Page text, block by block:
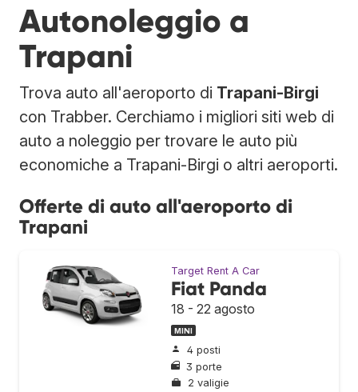
Autonoleggio a
Trapani
Trova auto all'aeroporto di Trapani-Birgi
con Trabber. Cerchiamo i migliori siti web di
auto a noleggio per trovare le auto più
economiche a Trapani-Birgi o altri aeroporti.
Offerte di auto all'aeroporto di
Trapani
Target Rent A Car
Fiat Panda
18 - 22 agosto
MINI
4 posti
3 porte
2 valigie